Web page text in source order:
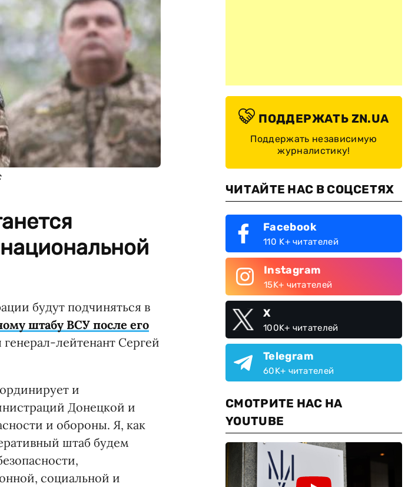
будут подчиняться в
штабу ВСУ после его
лейтенант Сергей
и
Донецкой и
и обороны. Я, как
штаб будем
социальной и
ПОДДЕРЖАТЬ ZN.UA
Поддержать независимую
журналистику!
ЧИТАЙТЕ НАС В СОЦСЕТЯХ
Facebook
110 K+ читателей
Instagram
15K+ читателей
X
100K+ читателей
Telegram
60K+ читателей
СМОТРИТЕ НАС НА
YOUTUBE